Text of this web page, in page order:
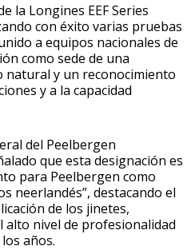
la Longines EEF Series
con éxito varias pruebas
a equipos nacionales de
como sede de una
natural y un reconocimiento
y a la capacidad
del Peelbergen
que esta designación es
para Peelbergen como
neerlandés”, destacando el
de los jinetes,
alto nivel de profesionalidad
años.